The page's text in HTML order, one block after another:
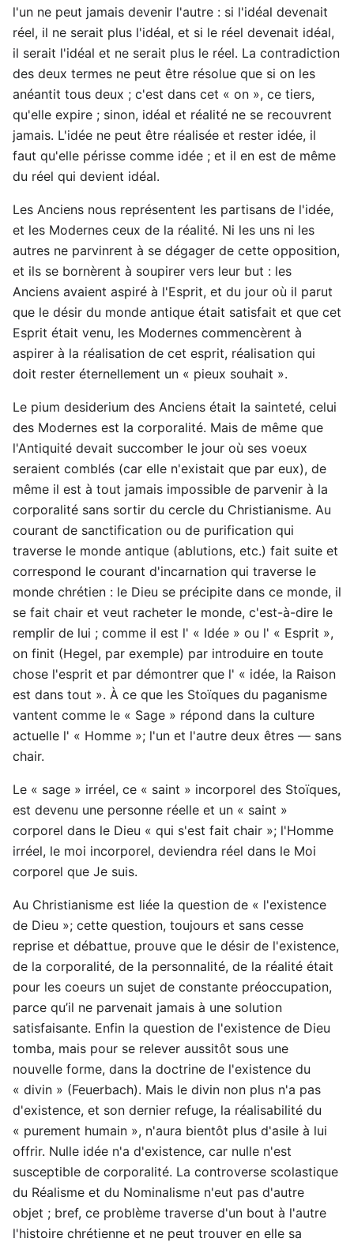
l'un ne peut jamais devenir l'autre : si l'idéal devenait
réel, il ne serait plus l'idéal, et si le réel devenait idéal,
il serait l'idéal et ne serait plus le réel. La contradiction
des deux termes ne peut être résolue que si on les
anéantit tous deux ; c'est dans cet « on », ce tiers,
qu'elle expire ; sinon, idéal et réalité ne se recouvrent
jamais. L'idée ne peut être réalisée et rester idée, il
faut qu'elle périsse comme idée ; et il en est de même
du réel qui devient idéal.
Les Anciens nous représentent les partisans de l'idée,
et les Modernes ceux de la réalité. Ni les uns ni les
autres ne parvinrent à se dégager de cette opposition,
et ils se bornèrent à soupirer vers leur but : les
Anciens avaient aspiré à l'Esprit, et du jour où il parut
que le désir du monde antique était satisfait et que cet
Esprit était venu, les Modernes commencèrent à
aspirer à la réalisation de cet esprit, réalisation qui
doit rester éternellement un « pieux souhait ».
Le pium desiderium des Anciens était la sainteté, celui
des Modernes est la corporalité. Mais de même que
l'Antiquité devait succomber le jour où ses voeux
seraient comblés (car elle n'existait que par eux), de
même il est à tout jamais impossible de parvenir à la
corporalité sans sortir du cercle du Christianisme. Au
courant de sanctification ou de purification qui
traverse le monde antique (ablutions, etc.) fait suite et
correspond le courant d'incarnation qui traverse le
monde chrétien : le Dieu se précipite dans ce monde, il
se fait chair et veut racheter le monde, c'est-à-dire le
remplir de lui ; comme il est l' « Idée » ou l' « Esprit »,
on finit (Hegel, par exemple) par introduire en toute
chose l'esprit et par démontrer que l' « idée, la Raison
est dans tout ». À ce que les Stoïques du paganisme
vantent comme le « Sage » répond dans la culture
actuelle l' « Homme »; l'un et l'autre deux êtres — sans
chair.
Le « sage » irréel, ce « saint » incorporel des Stoïques,
est devenu une personne réelle et un « saint »
corporel dans le Dieu « qui s'est fait chair »; l'Homme
irréel, le moi incorporel, deviendra réel dans le Moi
corporel que Je suis.
Au Christianisme est liée la question de « l'existence
de Dieu »; cette question, toujours et sans cesse
reprise et débattue, prouve que le désir de l'existence,
de la corporalité, de la personnalité, de la réalité était
pour les coeurs un sujet de constante préoccupation,
parce qu’il ne parvenait jamais à une solution
satisfaisante. Enfin la question de l'existence de Dieu
tomba, mais pour se relever aussitôt sous une
nouvelle forme, dans la doctrine de l'existence du
« divin » (Feuerbach). Mais le divin non plus n'a pas
d'existence, et son dernier refuge, la réalisabilité du
« purement humain », n'aura bientôt plus d'asile à lui
offrir. Nulle idée n'a d'existence, car nulle n'est
susceptible de corporalité. La controverse scolastique
du Réalisme et du Nominalisme n'eut pas d'autre
objet ; bref, ce problème traverse d'un bout à l'autre
l'histoire chrétienne et ne peut trouver en elle sa